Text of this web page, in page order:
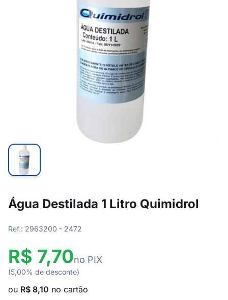
Água Destilada 1 Litro Quimidrol
Ref.: 2963200 - 2472
R$ 7,70no PIX
(5,00% de desconto)
ou R$ 8,10 no cartão